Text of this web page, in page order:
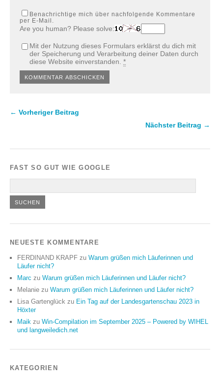
Benachrichtige mich über nachfolgende Kommentare
per E-Mail.
Are you human? Please solve:
Mit der Nutzung dieses Formulars erklärst du dich mit
der Speicherung und Verarbeitung deiner Daten durch
diese Website einverstanden. *
← Vorheriger Beitrag
Nächster Beitrag →
FAST SO GUT WIE GOOGLE
NEUESTE KOMMENTARE
FERDINAND KRAPF zu Warum grüßen mich Läuferinnen und
Läufer nicht?
Marc zu Warum grüßen mich Läuferinnen und Läufer nicht?
Melanie zu Warum grüßen mich Läuferinnen und Läufer nicht?
Lisa Gartenglück zu Ein Tag auf der Landesgartenschau 2023 in
Höxter
Maik zu Win-Compilation im September 2025 – Powered by WIHEL
und langweiledich.net
KATEGORIEN